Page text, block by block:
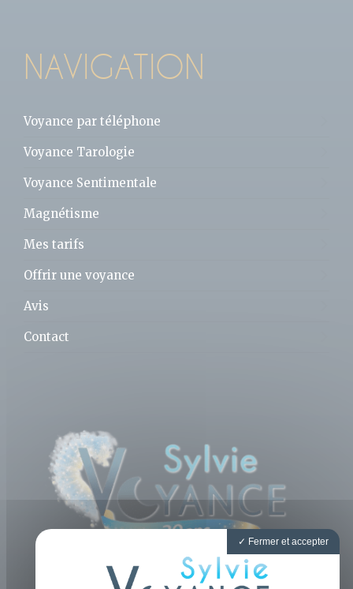
NAVIGATION
Voyance par téléphone
Voyance Tarologie
Voyance Sentimentale
Magnétisme
Mes tarifs
Offrir une voyance
Avis
Contact
Fermer et accepter